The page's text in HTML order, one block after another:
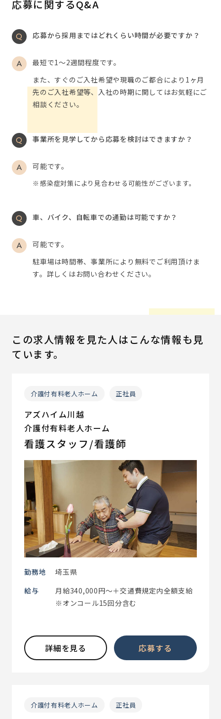
応募に関するQ&A
応募から採用まではどれくらい時間が必要ですか？
最短で1～2週間程度です。
また、すぐのご入社希望や現職のご都合により1ヶ月
先のご入社希望等、入社の時期に関してはお気軽にご
相談ください。
事業所を見学してから応募を検討はできますか？
可能です。
感染症対策により見合わせる可能性がございます。
車、バイク、自転車での通勤は可能ですか？
可能です。
駐車場は時間帯、事業所により無料でご利用頂けま
す。詳しくはお問い合わせください。
この求人情報を見た人はこんな情報も見
ています。
介護付有料老人ホーム 正社員
アズハイム川越
介護付有料老人ホーム
看護スタッフ/看護師
勤務地
埼玉県
給与
月給340,000円～＋交通費規定内全額支給
※オンコール15回分含む
詳細を見る 応募する
介護付有料老人ホーム 正社員